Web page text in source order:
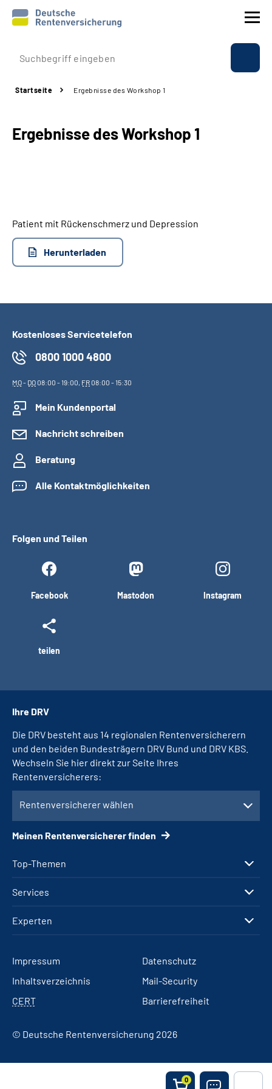
Prävention
Rente
Über uns & Presse
Online-Services
Suche
Language
Startseite Ergebnisse des Workshop 1
Ergebnisse des Workshop 1
Patient mit Rückenschmerz und Depression
Herunterladen
0
Kostenloses Servicetelefon
0800 1000 4800
MO- DO08:00 - 19:00, FR08:00 - 15:30
Mein Kundenportal
Nachricht schreiben
Beratung
Alle Kontaktmöglichkeiten
Folgen und Teilen
Facebook Mastodon Instagram
teilen
Top-Themen
Services
Experten
Ihre DRV
Die DRV besteht aus 14 regionalen Rentenversicherern
und den beiden Bundesträgern DRV Bund und DRV KBS.
Wechseln Sie hier direkt zur Seite Ihres
Rentenversicherers:
Rentenversicherer wählen
Meinen Rentenversicherer finden
Impressum
Datenschutz
Inhaltsverzeichnis
Mail-Security
CERT
Barrierefreiheit
© Deutsche Rentenversicherung 2026